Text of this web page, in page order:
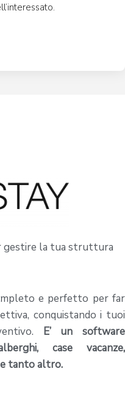
gestire la tua struttura
e perfetto per far
conquistando i tuoi
E’ un software
case vacanze,
e tanto altro.